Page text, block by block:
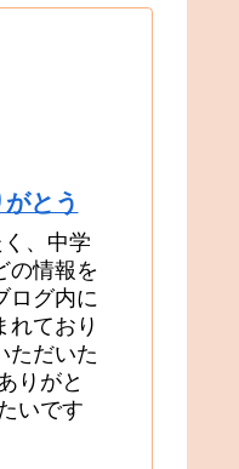
とう
、中学
の情報を
ログ内に
れており
ただいた
りがと
いです